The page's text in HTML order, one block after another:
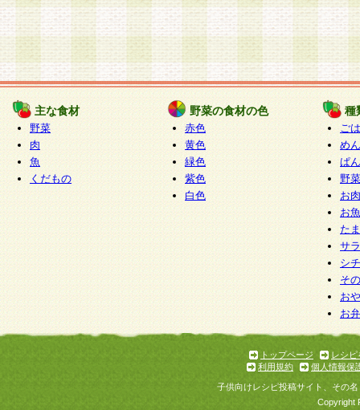
主な食材
野菜
肉
魚
くだもの
野菜の食材の色
赤色
黄色
緑色
紫色
白色
種
ご
めん
ぱん
野
お
お
た
サ
シ
そ
お
お
トップページ
レシピ
利用規約
個人情報保
子供向けレシピ投稿サイト、その
Copyright